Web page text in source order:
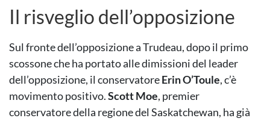
Il risveglio dell’opposizione
Sul fronte dell’opposizione a Trudeau, dopo il primo
scossone che ha portato alle dimissioni del leader
dell’opposizione, il conservatoreErin O’Toule, c’è
movimento positivo.Scott Moe, premier
conservatore della regione del Saskatchewan, ha già